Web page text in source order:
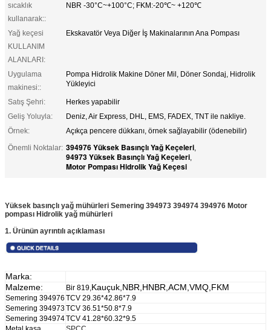
sıcaklık
kullanarak::
NBR -30°C~+100°C; FKM:-20℃~ +120℃
Yağ keçesi
KULLANIM
ALANLARI:
Ekskavatör Veya Diğer İş Makinalarının Ana Pompası
Uygulama
makinesi::
Pompa Hidrolik Makine Döner Mil, Döner Sondaj, Hidrolik
Yükleyici
Satış Şehri:
Herkes yapabilir
Geliş Yoluyla:
Deniz, Air Express, DHL, EMS, FADEX, TNT ile nakliye.
Örnek:
Açıkça pencere dükkanı, örnek sağlayabilir (ödenebilir)
Önemli Noktalar: 394976 Yüksek Basınçlı Yağ Keçeleri,
94973 Yüksek Basınçlı Yağ Keçeleri,
Motor Pompası Hidrolik Yağ Keçesi
Yüksek basınçlı yağ mühürleri Semering 394973 394974 394976 Motor
pompası Hidrolik yağ mühürleri
1. Ürünün ayrıntılı açıklaması
Marka:
Malzeme:
Bir 819, Kauçuk,NBR,HNBR,ACM,VMQ,FKM
Semering 394976 TCV 29.36*42.86*7.9
Semering 394973TCV 36.51*50.8*7.9
Semering 394974TCV 41.28*60.32*9.5